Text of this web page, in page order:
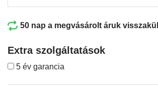
50 nap a megvásárolt áruk
Extra szolgáltatások
5 év garancia